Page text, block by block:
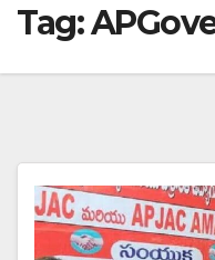
Tag: